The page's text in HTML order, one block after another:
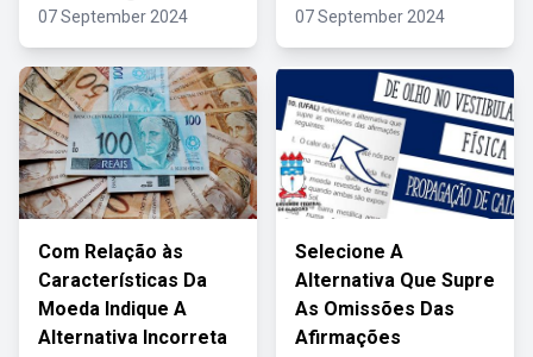
07 September 2024 07 September 2024
Com Relação às
Características Da
Moeda Indique A
Alternativa Incorreta
Selecione A
Alternativa Que Supre
As Omissões Das
Afirmações